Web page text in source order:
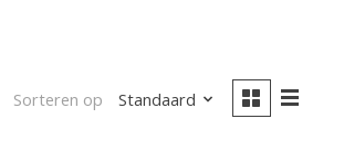
Sorteren op Standaard